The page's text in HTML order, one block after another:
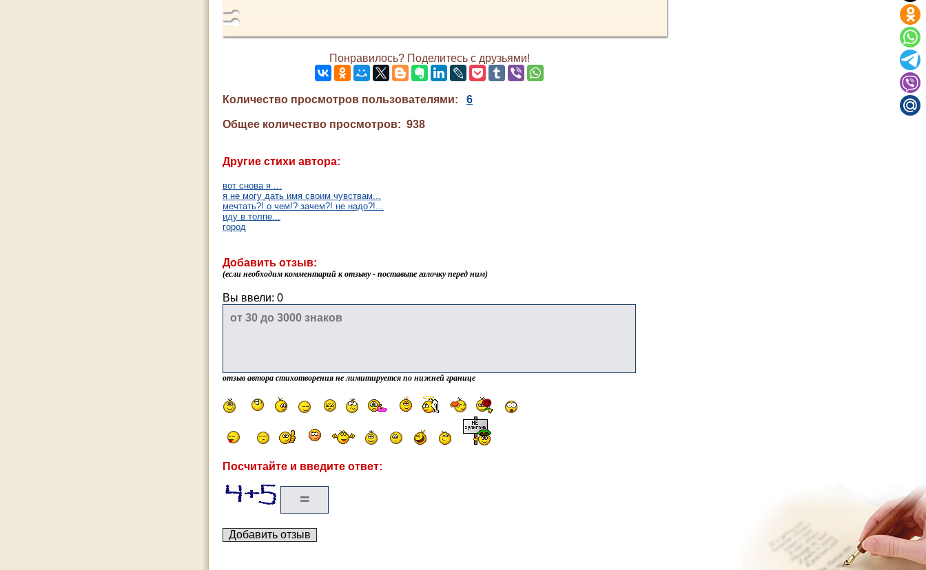
Понравилось? Поделитесь с друзьями!
Количество просмотров пользователями: 6
Общее количество просмотров: 938
Другие стихи автора:
вот снова я ...
я не могу дать имя своим чувствам...
мечтать?! о чем!? зачем?! не надо?!...
иду в толпе...
город
Добавить отзыв:
(если необходим комментарий к отзыву - поставьте галочку перед ним)
Вы ввели: 0
отзыв автора стихотворения не лимитируется по нижней границе
Посчитайте и введите ответ: